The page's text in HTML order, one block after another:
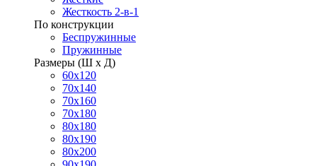
Жесткость 2-в-1
По конструкции
Беспружинные
Пружинные
Размеры (Ш х Д)
60х120
70х140
70х160
70х180
80х180
80х190
80х200